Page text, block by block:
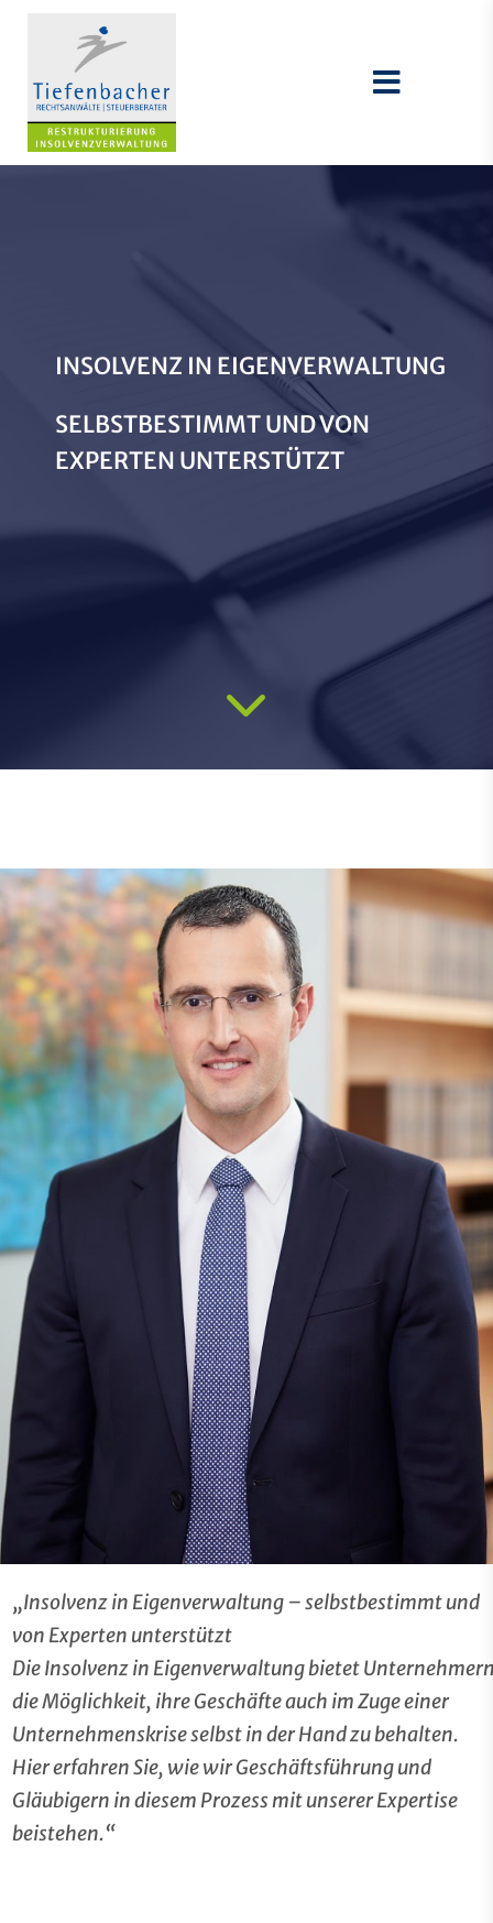
INSOLVENZ IN EIGENVERWALTUNG
SELBSTBESTIMMT UND VON
EXPERTEN UNTERSTÜTZT
„Insolvenz in Eigenverwaltung – selbstbestimmt und
von Experten unterstützt
Die Insolvenz in Eigenverwaltung bietet
die Möglichkeit, ihre Geschäfte auch im Zuge einer
Unternehmenskrise selbst in der Hand zu behalten.
Hier erfahren Sie, wie wir Geschäftsführung und
Gläubigern in diesem Prozess mit unserer Expertise
beistehen.“